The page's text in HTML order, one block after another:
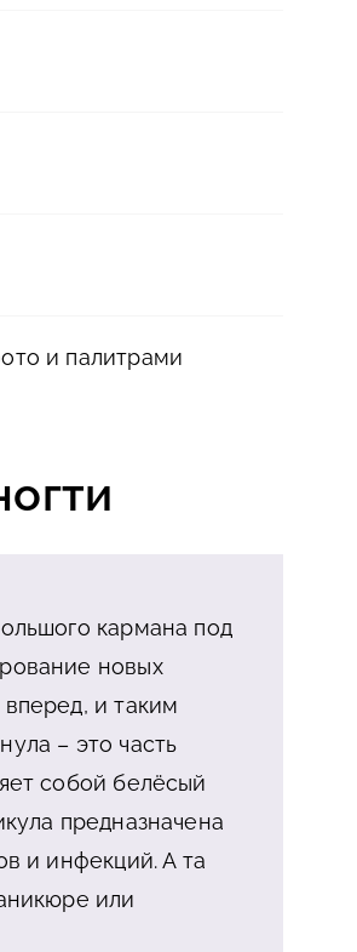
и палитрами
кармана под
новых
и таким
– это часть
собой белёсый
предназначена
и инфекций. А та
или